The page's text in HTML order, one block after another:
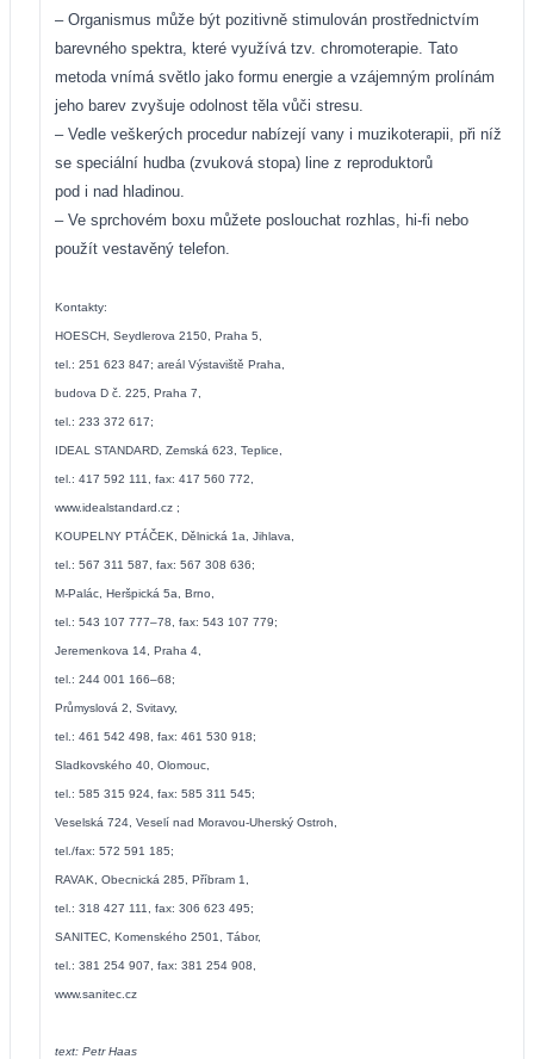
– Organismus může být pozitivně stimulován prostřednictvím
barevného spektra, které využívá tzv. chromoterapie. Tato
metoda vnímá světlo jako formu energie a vzájemným prolínám
jeho barev zvyšuje odolnost těla vůči stresu.
– Vedle veškerých procedur nabízejí vany i muzikoterapii, při níž
se speciální hudba (zvuková stopa) line z reproduktorů
pod i nad hladinou.
– Ve sprchovém boxu můžete poslouchat rozhlas, hi-fi nebo
použít vestavěný telefon.
Kontakty:
HOESCH, Seydlerova 2150, Praha 5,
tel.: 251 623 847; areál Výstaviště Praha,
budova D č. 225, Praha 7,
tel.: 233 372 617;
IDEAL STANDARD, Zemská 623, Teplice,
tel.: 417 592 111, fax: 417 560 772,
www.idealstandard.cz ;
KOUPELNY PTÁČEK, Dělnická 1a, Jihlava,
tel.: 567 311 587, fax: 567 308 636;
M-Palác, Heršpická 5a, Brno,
tel.: 543 107 777–78, fax: 543 107 779;
Jeremenkova 14, Praha 4,
tel.: 244 001 166–68;
Průmyslová 2, Svitavy,
tel.: 461 542 498, fax: 461 530 918;
Sladkovského 40, Olomouc,
tel.: 585 315 924, fax: 585 311 545;
Veselská 724, Veselí nad Moravou-Uherský Ostroh,
tel./fax: 572 591 185;
RAVAK, Obecnická 285, Příbram 1,
tel.: 318 427 111, fax: 306 623 495;
SANITEC, Komenského 2501, Tábor,
tel.: 381 254 907, fax: 381 254 908,
www.sanitec.cz
text: Petr Haas